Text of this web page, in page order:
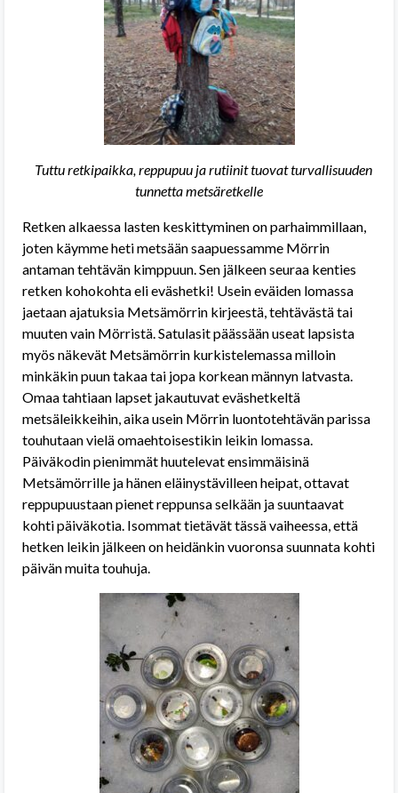
Tuttu retkipaikka, reppupuu ja rutiinit tuovat turvallisuuden
tunnetta metsäretkelle
Retken alkaessa lasten keskittyminen on parhaimmillaan,
joten käymme heti metsään saapuessamme Mörrin
antaman tehtävän kimppuun. Sen jälkeen seuraa kenties
retken kohokohta eli eväshetki! Usein eväiden lomassa
jaetaan ajatuksia Metsämörrin kirjeestä, tehtävästä tai
muuten vain Mörristä. Satulasit päässään useat lapsista
myös näkevät Metsämörrin kurkistelemassa milloin
minkäkin puun takaa tai jopa korkean männyn latvasta.
Omaa tahtiaan lapset jakautuvat eväshetkeltä
metsäleikkeihin, aika usein Mörrin luontotehtävän parissa
touhutaan vielä omaehtoisestikin leikin lomassa.
Päiväkodin pienimmät huutelevat ensimmäisinä
Metsämörrille ja hänen eläinystävilleen heipat, ottavat
reppupuustaan pienet reppunsa selkään ja suuntaavat
kohti päiväkotia. Isommat tietävät tässä vaiheessa, että
hetken leikin jälkeen on heidänkin vuoronsa suunnata kohti
päivän muita touhuja.